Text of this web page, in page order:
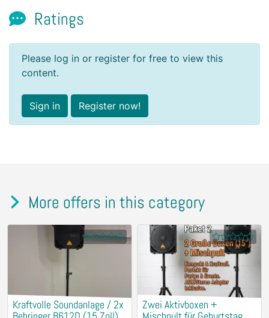
Ratings
Please log in or register for free to view this
content.
Sign in Register now!
More offers in this category
Kraftvolle Soundanlage / 2x
​Zwei Aktivboxen +